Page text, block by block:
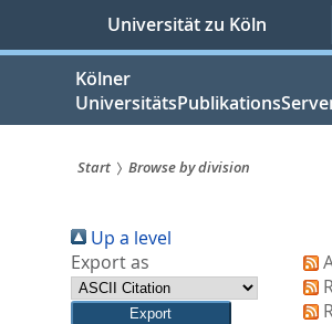
springen
Universität zu Köln
Kölner
sind
hier:
Start Browse by division
Up a level
Export as